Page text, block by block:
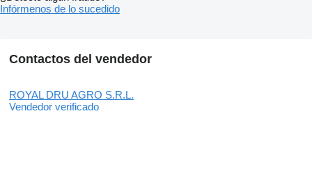
Infórmenos de lo sucedido
Contactos del vendedor
ROYAL DRU AGRO S.R.L.
Vendedor verificado